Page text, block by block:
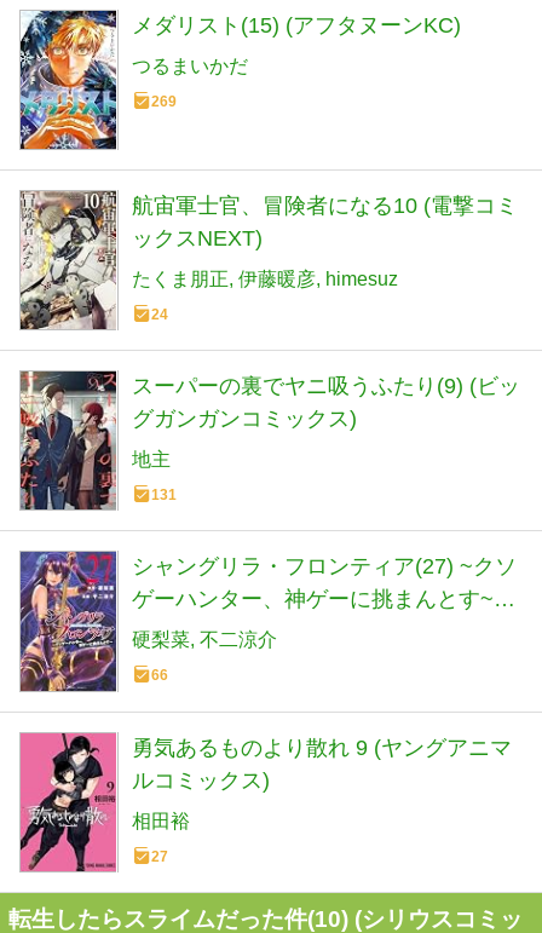
メダリスト(15) (アフタヌーンKC)
つるまいかだ
269
航宙軍士官、冒険者になる10 (電撃コミ
ックスNEXT)
たくま朋正 伊藤暖彦 himesuz
24
スーパーの裏でヤニ吸うふたり(9) (ビッ
グガンガンコミックス)
地主
131
シャングリラ・フロンティア(27) ~クソ
ゲーハンター、神ゲーに挑まんとす~
(KCデラックス)
硬梨菜 不二涼介
66
勇気あるものより散れ 9 (ヤングアニマ
ルコミックス)
相田裕
27
転生したらスライムだった件(10) (シリウスコミッ